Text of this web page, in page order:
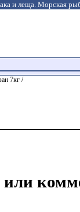
и леща. Морская
7кг /